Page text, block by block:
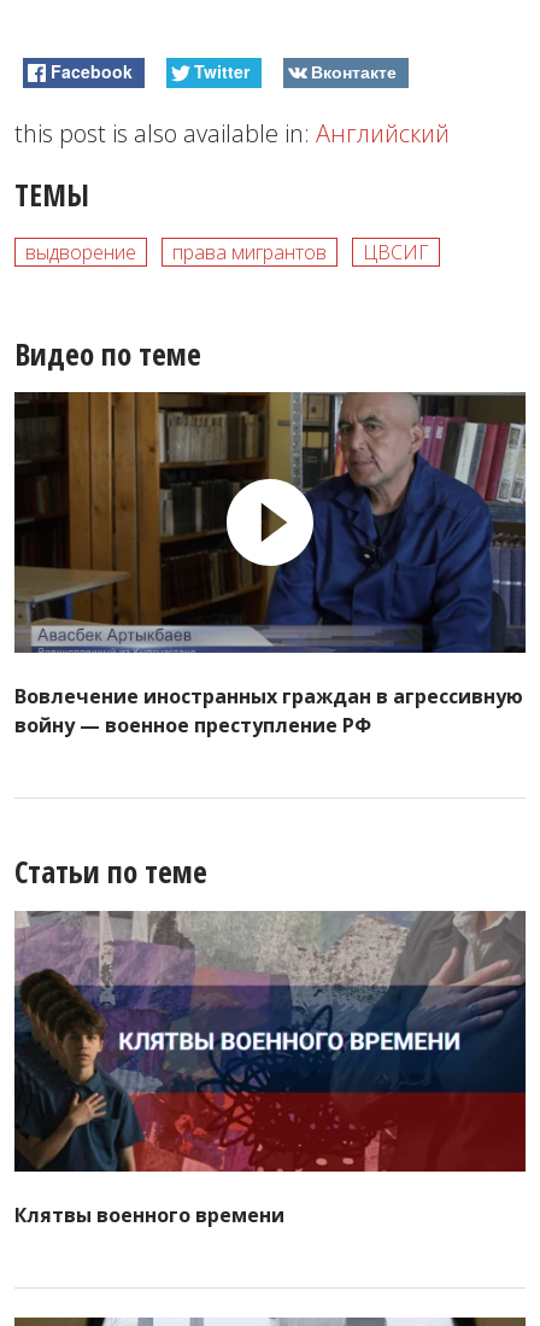
Facebook Twitter Вконтакте
this post is also available in: Английский
ТЕМЫ
выдворение права мигрантов ЦВСИГ
Видео по теме
Вовлечение иностранных граждан в агрессивную
войну — военное преступление РФ
Статьи по теме
Клятвы военного времени